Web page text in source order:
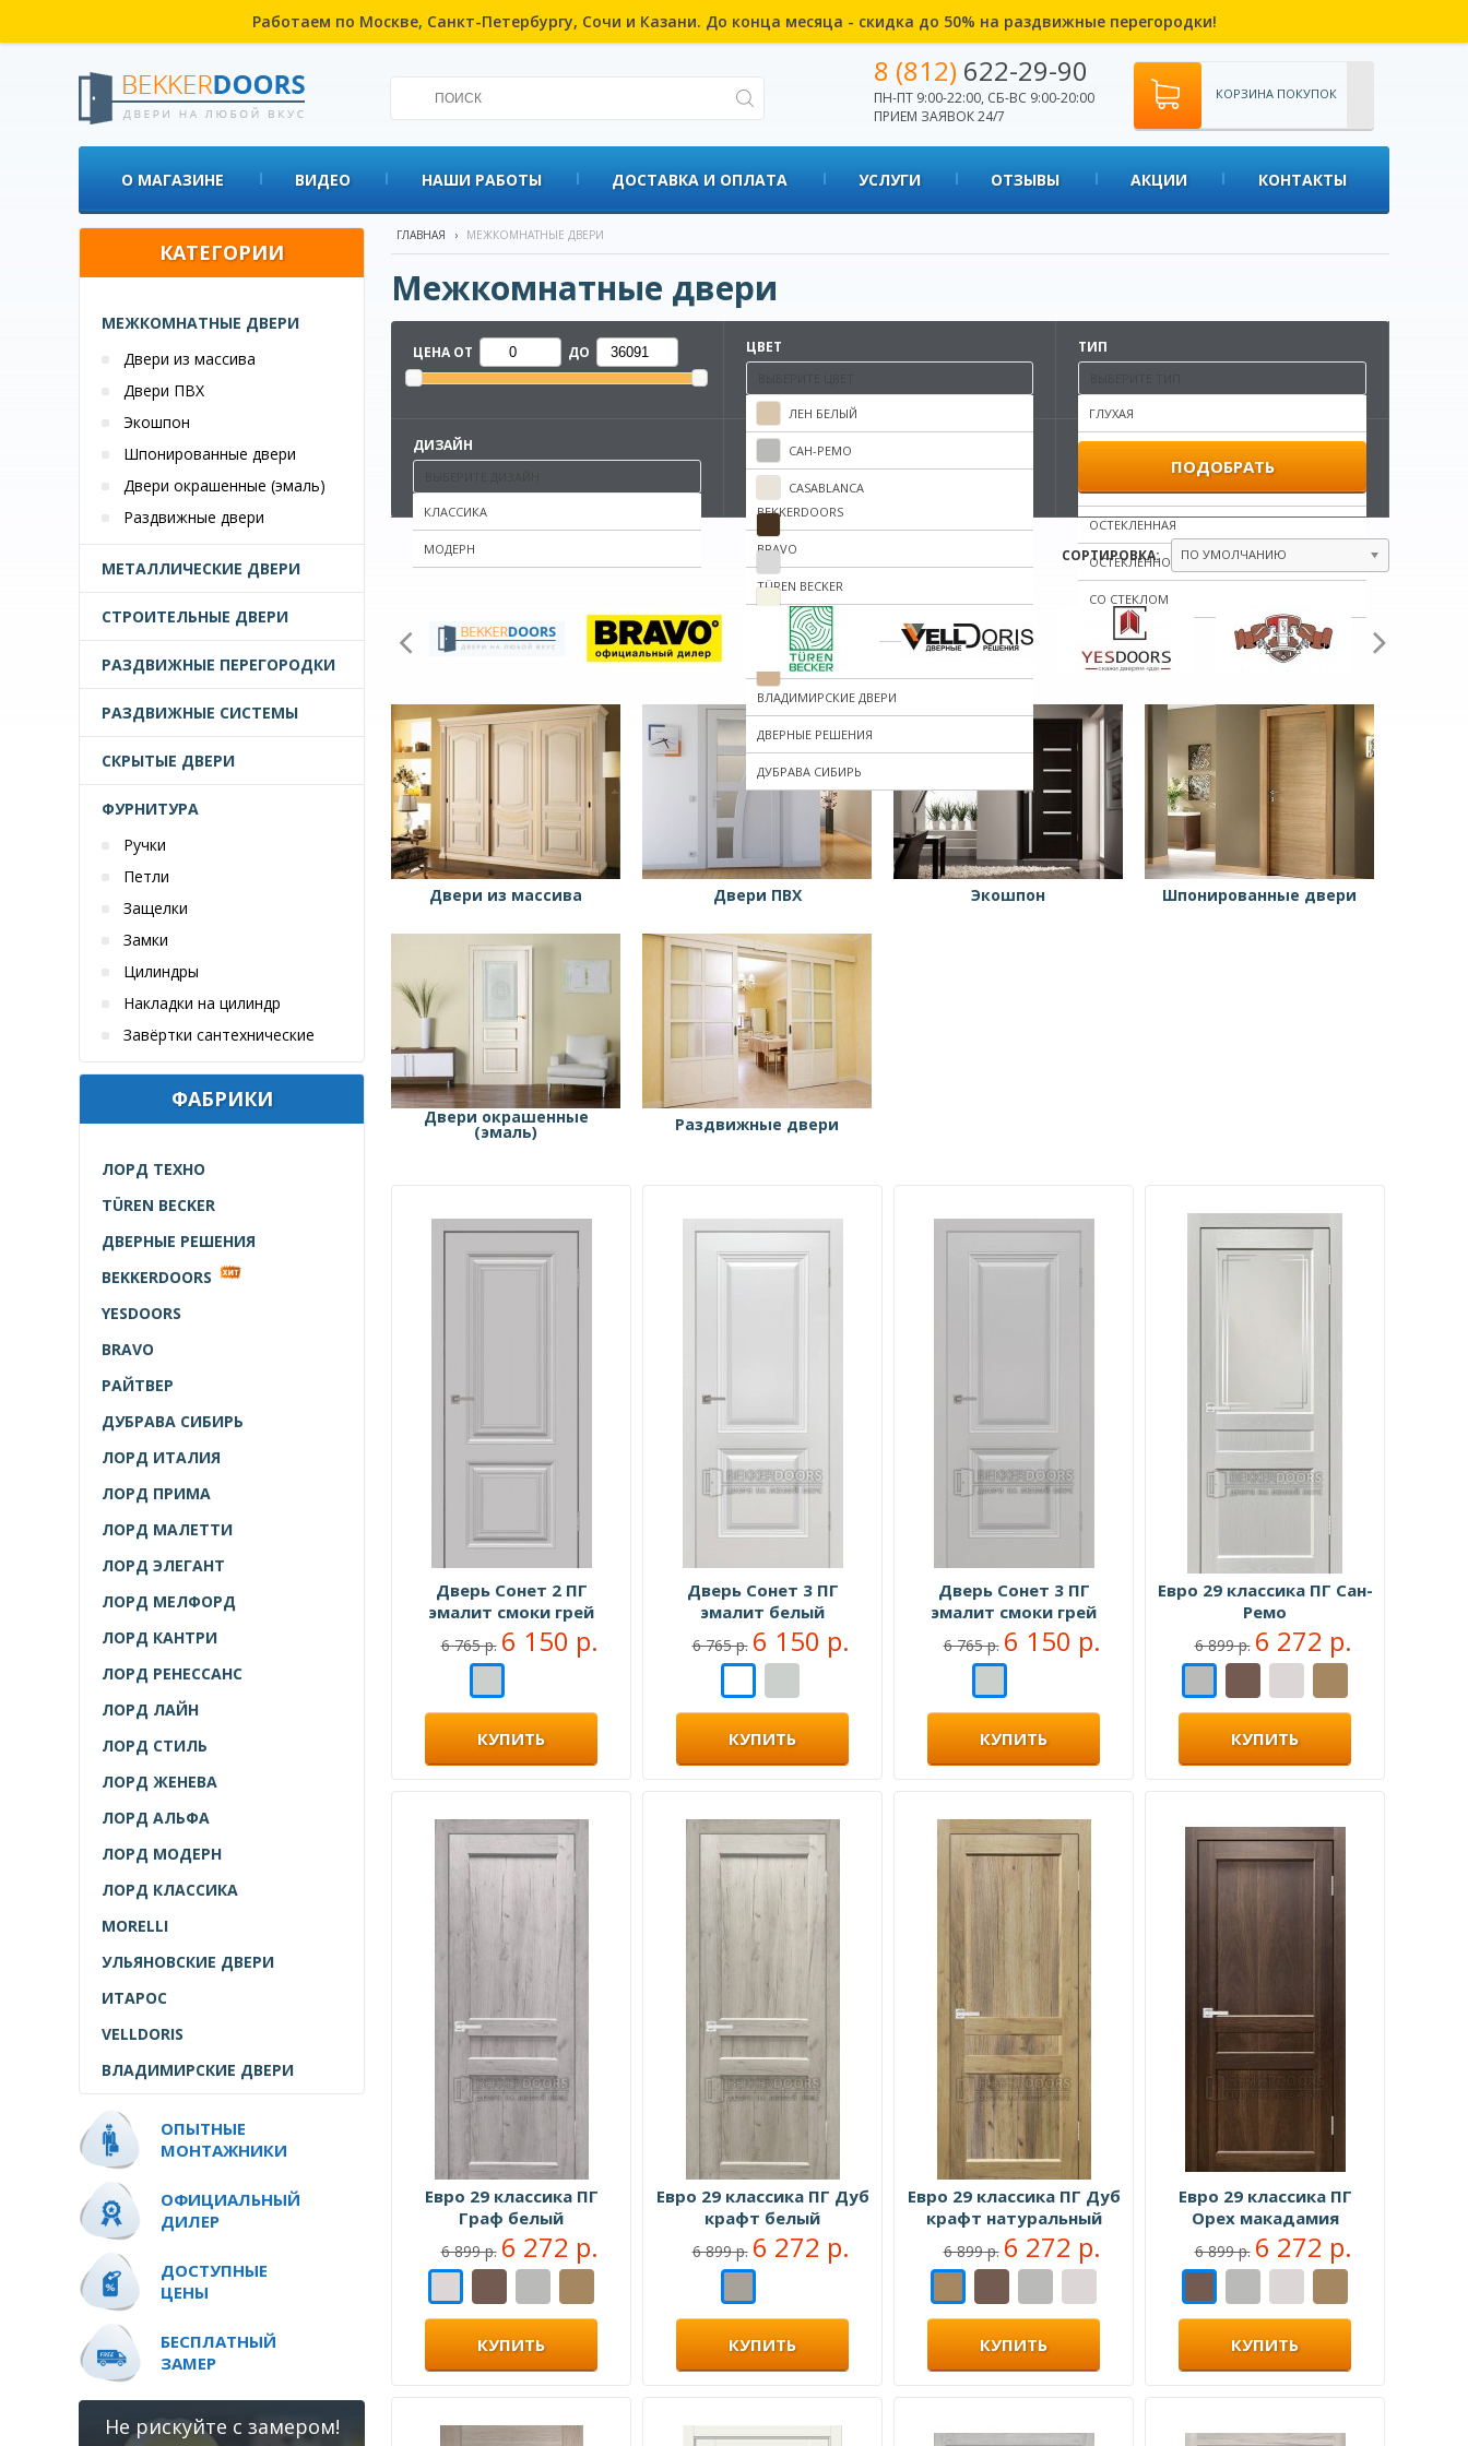
Работаем по Москве, Санкт-Петербургу, Сочи и Казани. До конца месяца - скидка до 50% на раздвижные перегородки!
8 (812) 622-29-90
ПН-ПТ 9:00-22:00, СБ-ВС 9:00-20:00
ПРИЕМ ЗАЯВОК 24/7
КОРЗИНА ПОКУПОК
О МАГАЗИНЕ ВИДЕО НАШИ РАБОТЫ ДОСТАВКА И ОПЛАТА УСЛУГИ ОТЗЫВЫ АКЦИИ КОНТАКТЫ
КАТЕГОРИИ
МЕЖКОМНАТНЫЕ ДВЕРИ
Двери из массива
Двери ПВХ
Экошпон
Шпонированные двери
Двери окрашенные (эмаль)
Раздвижные двери
МЕТАЛЛИЧЕСКИЕ ДВЕРИ
СТРОИТЕЛЬНЫЕ ДВЕРИ
РАЗДВИЖНЫЕ ПЕРЕГОРОДКИ
РАЗДВИЖНЫЕ СИСТЕМЫ
СКРЫТЫЕ ДВЕРИ
ФУРНИТУРА
Ручки
Петли
Защелки
Замки
Цилиндры
Накладки на цилиндр
Завёртки сантехнические
ФАБРИКИ
ЛОРД ТЕХНО
TÜREN BECKER
ДВЕРНЫЕ РЕШЕНИЯ
BEKKERDOORS
YESDOORS
BRAVO
РАЙТВЕР
ДУБРАВА СИБИРЬ
ЛОРД ИТАЛИЯ
ЛОРД ПРИМА
ЛОРД МАЛЕТТИ
ЛОРД ЭЛЕГАНТ
ЛОРД МЕЛФОРД
ЛОРД КАНТРИ
ЛОРД РЕНЕССАНС
ЛОРД ЛАЙН
ЛОРД СТИЛЬ
ЛОРД ЖЕНЕВА
ЛОРД АЛЬФА
ЛОРД МОДЕРН
ЛОРД КЛАССИКА
MORELLI
УЛЬЯНОВСКИЕ ДВЕРИ
ИТАРОС
VELLDORIS
ВЛАДИМИРСКИЕ ДВЕРИ
ОПЫТНЫЕ
МОНТАЖНИКИ
ОФИЦИАЛЬНЫЙ
ДИЛЕР
ДОСТУПНЫЕ
ЦЕНЫ
БЕСПЛАТНЫЙ
ЗАМЕР
Не рискуйте с замером!
ГЛАВНАЯ › МЕЖКОМНАТНЫЕ ДВЕРИ
Межкомнатные двери
ЦЕНА ОТ ДО ЦВЕТ
ЛЕН БЕЛЫЙ
САН-РЕМО
CASABLANCA
WHITE СОФТ ТАЧ
БЕЖЕВАЯ
БЕЛЕНЫЙ ДУБ
БЕЛОЕ ДЕРЕВО
БЕЛЫЙ
БЕЛЫЙ ГЛЯНЕЦ
БЕЛЫЙ ГЛЯНЕЦ
БЕЛЫЙ СНЕГ
БЕЛЫЙ СНЕГ ПАТИНА ЗОЛОТО
БЕЛЫЙ СНЕГ ПАТИНА СЕРЕБРО
БЕТОН ГРАФИТ
БОМОНД ВЕКОВОЙ
БРАШ
ВЕЛЮР ЖЕМЧУЖНЫЙ
ВЕЛЮР СЕРЕБРЯНЫЙ
ВЕЛЮР ЧЕРНЫЙ
ВЕНГЕ
ВЕНГЕ
ВЕНГЕ ШЕЛК
ВИШНЯ
ГРАФИТ
ГРУША
ДУБ БЕЛЕНЫЙ
ДУБ КРАФТ СЕРЫЙ
ДУБ РИФЛЕННЫЙ
ДУБ САНРЕМО ТЕМНЫЙ
ДУБ ШЕРВУД
ЕЛЬ АЛЬПИЙСКАЯ
ЕЛЬ АЛЬПИЙСКАЯ
ЗОЛОТИСТЫЙ ДУБ
КОРИЦА
КРАСНОЕ ДЕРЕВО
ТИП
ГЛУХАЯ
ГЛУХОЕ С ФРЕЗЕРОВКОЙ
ОСТЕКЛЕННАЯ
ОСТЕКЛЁННОЕ
СО СТЕКЛОМ
ДИЗАЙН
КЛАССИКА
МОДЕРН
ФАБРИКА
ВЫБЕРИТЕ ФАБРИКУ
BEKKERDOORS
BRAVO
TÜREN BECKER
VELLDORIS
YESDOORS
ВЛАДИМИРСКИЕ ДВЕРИ
ДВЕРНЫЕ РЕШЕНИЯ
ДУБРАВА СИБИРЬ
ЛОРД АЛЬФА
ЛОРД ЖЕНЕВА
ЛОРД ИТАЛИЯ
ЛОРД КЛАССИКА
ЛОРД ЛАЙН
ЛОРД МАЛЕТТИ
ЛОРД МЕЛФОРД
ЛОРД МОДЕРН
ЛОРД СТИЛЬ
ЛОРД ТЕХНО
ЛОРД ЭЛЕГАНТ
ПОДОБРАТЬ
СОРТИРОВКА: ПО УМОЛЧАНИЮ
Двери из массива Двери ПВХ Экошпон Шпонированные двери
Двери окрашенные
(эмаль) Раздвижные двери
Дверь Сонет 2 ПГ
эмалит смоки грей
6 765 р. 6 150 р.
КУПИТЬ
Дверь Сонет 3 ПГ
эмалит белый
6 765 р. 6 150 р.
КУПИТЬ
Дверь Сонет 3 ПГ
эмалит смоки грей
6 765 р. 6 150 р.
КУПИТЬ
Евро 29 классика ПГ Сан-
Ремо
6 899 р. 6 272 р.
КУПИТЬ
Евро 29 классика ПГ
Граф белый
6 899 р. 6 272 р.
КУПИТЬ
Евро 29 классика ПГ Дуб
крафт белый
6 899 р. 6 272 р.
КУПИТЬ
Евро 29 классика ПГ Дуб
крафт натуральный
6 899 р. 6 272 р.
КУПИТЬ
Евро 29 классика ПГ
Орех макадамия
6 899 р. 6 272 р.
КУПИТЬ